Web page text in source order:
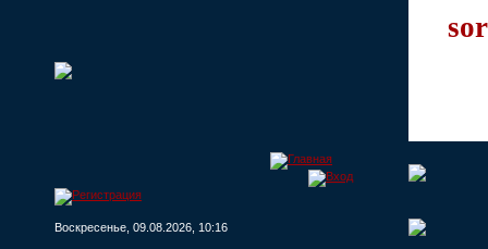
Воскресенье, 09.08.2026, 10:16